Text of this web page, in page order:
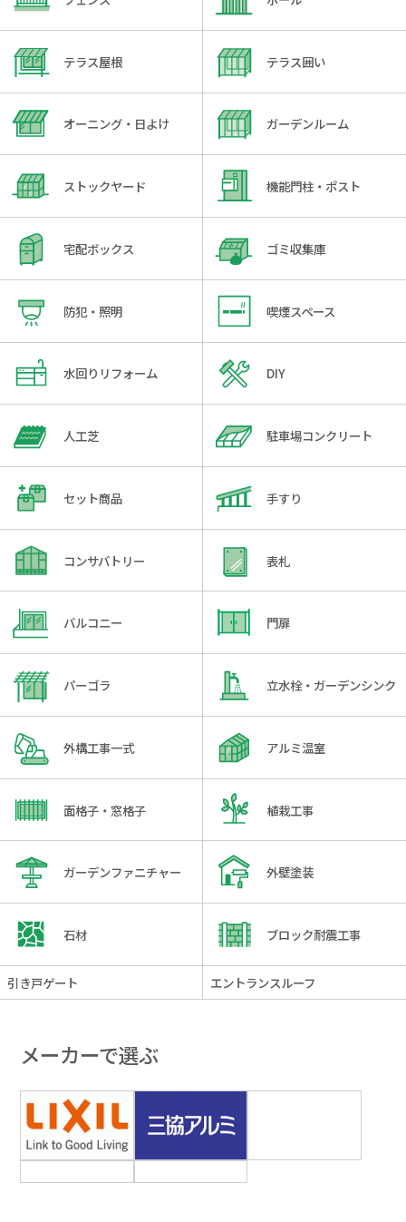
テラス屋根 テラス囲い
オーニング・日よけ ガーデンルーム
ストックヤード 機能門柱・ポスト
宅配ボックス ゴミ収集庫
防犯・照明 喫煙スペース
水回りリフォーム DIY
人工芝 駐車場コンクリート
セット商品 手すり
コンサバトリー 表札
バルコニー 門扉
パーゴラ 立水栓・ガーデンシンク
外構工事一式 アルミ温室
面格子・窓格子 植栽工事
ガーデンファニチャー 外壁塗装
石材 ブロック耐震工事
引き戸ゲート エントランスルーフ
メーカーで選ぶ